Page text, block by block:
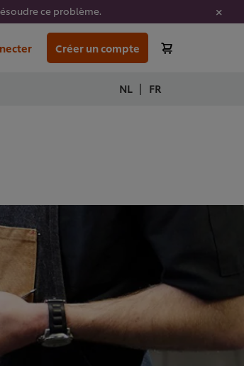
ce problème.
Créer un compte
NL | FR